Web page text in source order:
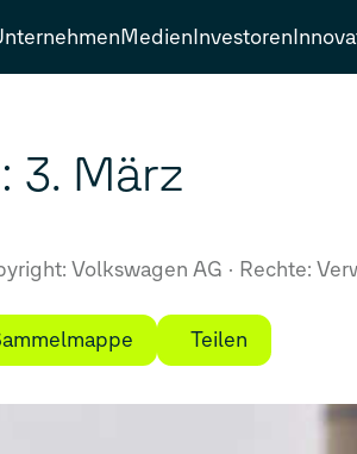
MedienInvestoren
3. März
Volkswagen AG Rechte:
Teilen